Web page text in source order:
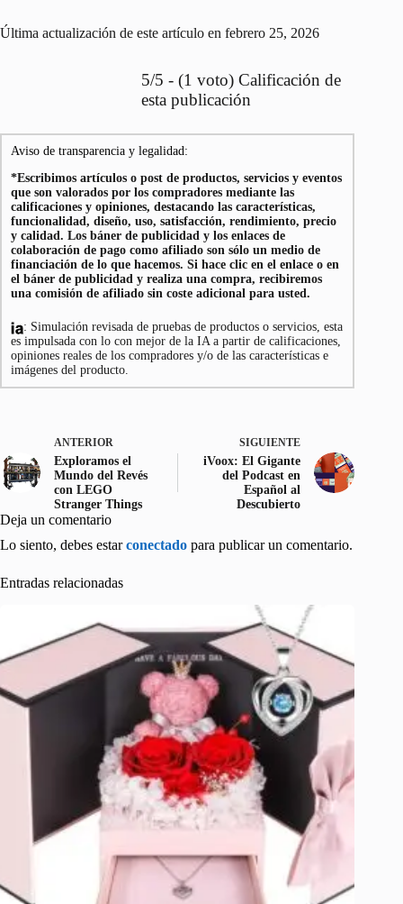
Última actualización de este artículo en febrero 25, 2026
5/5 - (1 voto) Calificación de
esta publicación
Aviso de transparencia y legalidad:
*Escribimos artículos o post de productos, servicios y eventos
que son valorados por los compradores mediante las
calificaciones y opiniones, destacando las características,
funcionalidad, diseño, uso, satisfacción, rendimiento, precio
y calidad. Los báner de publicidad y los enlaces de
colaboración de pago como afiliado son sólo un medio de
financiación de lo que hacemos. Si hace clic en el enlace o en
el báner de publicidad y realiza una compra, recibiremos
una comisión de afiliado sin coste adicional para usted.
: Simulación revisada de pruebas de productos o servicios, esta
es impulsada con lo con mejor de la IA a partir de calificaciones,
opiniones reales de los compradores y/o de las características e
imágenes del producto.
ANTERIOR
Exploramos el
Mundo del Revés
con LEGO
Stranger Things
SIGUIENTE
iVoox: El Gigante
del Podcast en
Español al
Descubierto
Deja un comentario
Lo siento, debes estarconectado para publicar un comentario.
Entradas relacionadas